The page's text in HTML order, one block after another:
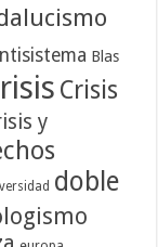
Blas
Crisis
y
doble